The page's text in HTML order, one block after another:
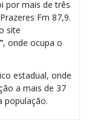
por mais de três
Fm 87,9.
site
, onde ocupa o
estadual, onde
a mais de 37
população.